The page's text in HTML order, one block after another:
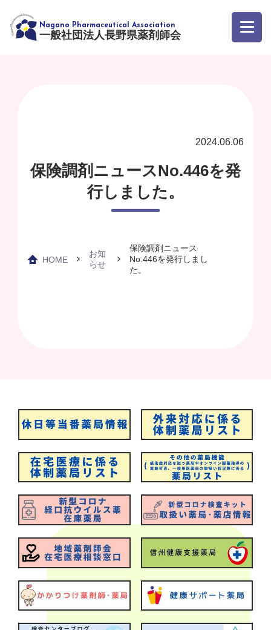
一般社団法人長野県薬剤師会
2024.06.06
保険調剤ニュースNo.446を発
行しました。
HOME
お知
らせ
保険調剤ニュース
No.446を発行しまし
た。